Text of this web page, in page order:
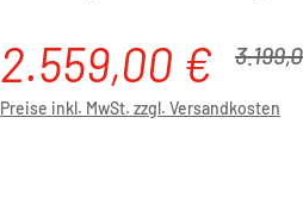
Verkaufspreis:
2.559,00 €
Preise inkl. MwSt. zzgl. Versandkosten